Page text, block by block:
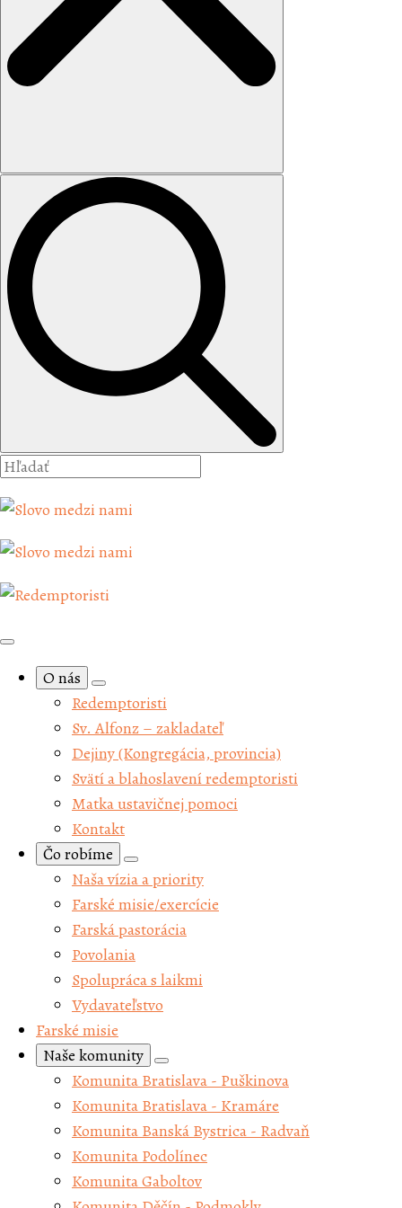
O nás
Redemptoristi
Sv. Alfonz – zakladateľ
Dejiny (Kongregácia, provincia)
Svätí a blahoslavení redemptoristi
Matka ustavičnej pomoci
Kontakt
Čo robíme
Naša vízia a priority
Farské misie/exercície
Farská pastorácia
Povolania
Spolupráca s laikmi
Vydavateľstvo
Farské misie
Naše komunity
Komunita Bratislava - Puškinova
Komunita Bratislava - Kramáre
Komunita Banská Bystrica - Radvaň
Komunita Podolínec
Komunita Gaboltov